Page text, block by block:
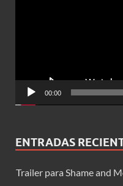
00:00
ENTRADAS
Trailer para Shame and